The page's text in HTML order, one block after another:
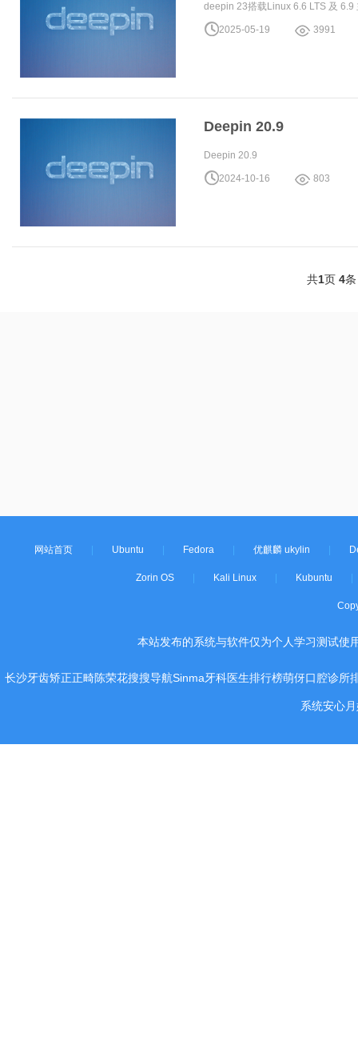
deepin 23搭载Linux 6.6 LTS 及
2025-05-19 3991
Deepin 20.9
Deepin 20.9
2024-10-16 803
共1页 4条
网站首页 Ubuntu Fedora 优麒麟 ukylin
Zorin OS Kali Linux Kubuntu
本站发布的系统与软件仅为个人学习测试使
长沙牙齿矫正正畸陈荣花搜搜导航Sinma牙科医生排行榜萌伢口腔诊所
系统安心